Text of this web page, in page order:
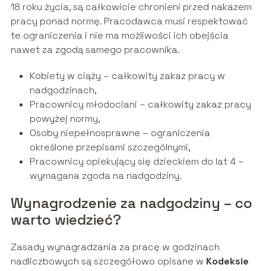
18 roku życia, są całkowicie chronieni przed nakazem
pracy ponad normę. Pracodawca musi respektować
te ograniczenia i nie ma możliwości ich obejścia
nawet za zgodą samego pracownika.
Kobiety w ciąży – całkowity zakaz pracy w
nadgodzinach,
Pracownicy młodociani – całkowity zakaz pracy
powyżej normy,
Osoby niepełnosprawne – ograniczenia
określone przepisami szczególnymi,
Pracownicy opiekujący się dzieckiem do lat 4 –
wymagana zgoda na nadgodziny.
Wynagrodzenie za nadgodziny – co
warto wiedzieć?
Zasady wynagradzania za pracę w godzinach
nadliczbowych są szczegółowo opisane w Kodeksie